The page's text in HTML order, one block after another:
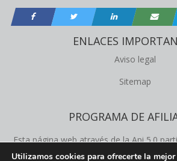
ENLACES
Aviso legal
Sitemap
PROGRAMA DE
Esta página web através de la Api 5.0
de Afiliados de Amazon Product
Utilizamos cookies para ofrecerte la mejor